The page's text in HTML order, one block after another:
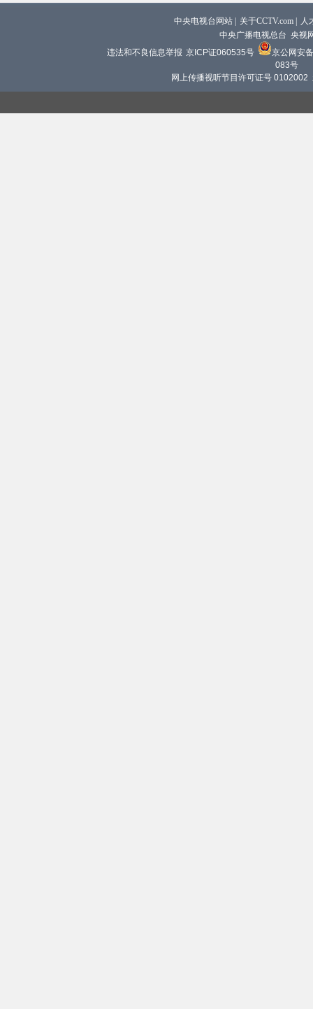
中央电视台网站 关于CCTV.com
人
中央广播电视总台 央视
违法和不良信息举报 京ICP证060535号
京公网安
083号
网上传播视听节目许可证号